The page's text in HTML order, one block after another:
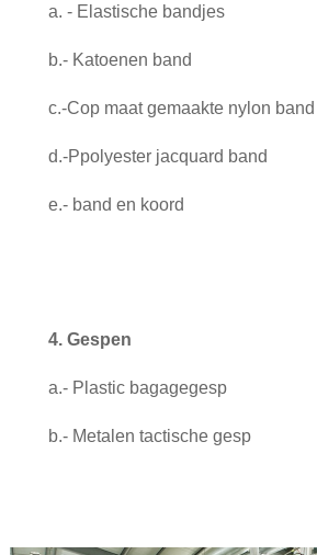
a. - Elastische bandjes
b.- Katoenen band
c.-Cop maat gemaakte nylon band
d.-Ppolyester jacquard band
e.- band en koord
4. Gespen
a.- Plastic bagagegesp
b.- Metalen tactische gesp